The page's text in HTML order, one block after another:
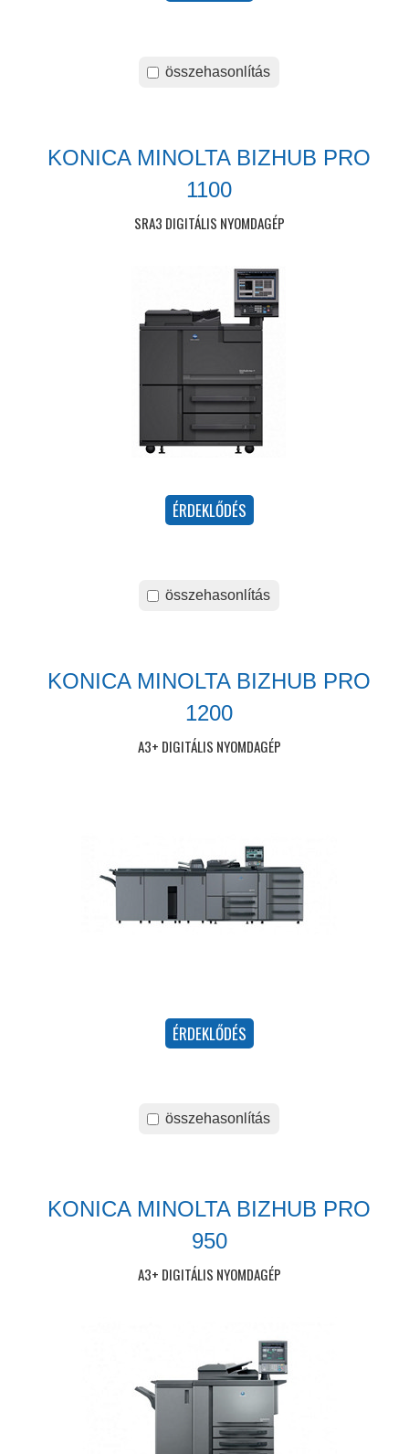
összehasonlítás
KONICA MINOLTA BIZHUB PRO
1100
SRA3 DIGITÁLIS NYOMDAGÉP
összehasonlítás
KONICA MINOLTA BIZHUB PRO
1200
A3+ DIGITÁLIS NYOMDAGÉP
összehasonlítás
KONICA MINOLTA BIZHUB PRO
950
A3+ DIGITÁLIS NYOMDAGÉP